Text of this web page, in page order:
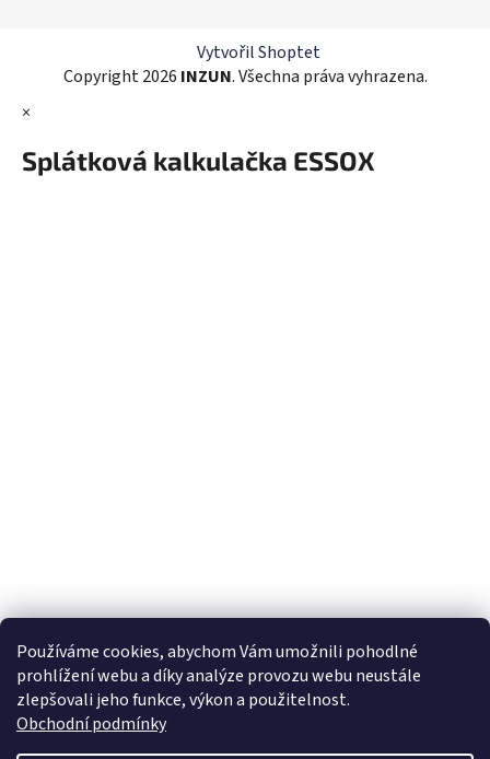
Používáme cookies, abychom Vám umožnili pohodlné
prohlížení webu a díky analýze provozu webu neustále
zlepšovali jeho funkce, výkon a použitelnost.
Obchodní podmínky
Vytvořil Shoptet
Copyright 2026 INZUN. Všechna práva vyhrazena.
×
Splátková kalkulačka ESSOX